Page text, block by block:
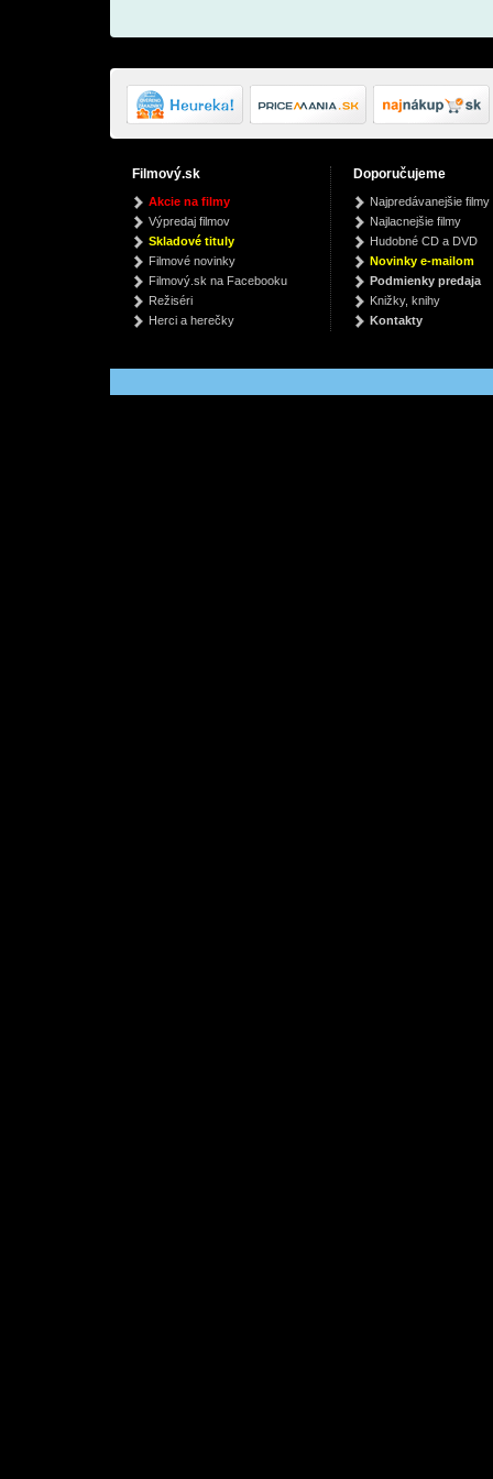
The Sky Is Everywhere
Jandy Nelsonová
€ 8.70
Clarinet on the Road
Ronald Šebesta, Nora Skuta and friends
€ 11.99
In
Filmový.sk
Akcie na filmy
Výpredaj filmov
Skladové tituly
Filmové novinky
Filmový.sk na Facebooku
Režiséri
Herci a herečky
Doporučujeme
Najpredávanejšie filmy
Najlacnejšie filmy
Hudobné CD a DVD
Novinky e-mailom
Podmienky predaja
Knižky, knihy
Kontakty